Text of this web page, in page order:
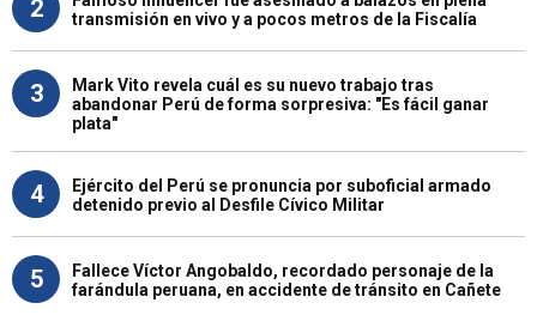
2
transmisión en vivo y a pocos metros de la Fiscalía
3
Mark Vito revela cuál es su nuevo trabajo tras
abandonar Perú de forma sorpresiva: "Es fácil ganar
plata"
4
Ejército del Perú se pronuncia por suboficial armado
detenido previo al Desfile Cívico Militar
5
Fallece Víctor Angobaldo, recordado personaje de la
farándula peruana, en accidente de tránsito en Cañete